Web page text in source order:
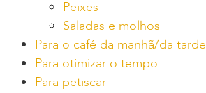
Peixes
Saladas e molhos
Para o café da manhã/da tarde
Para otimizar o tempo
Para petiscar